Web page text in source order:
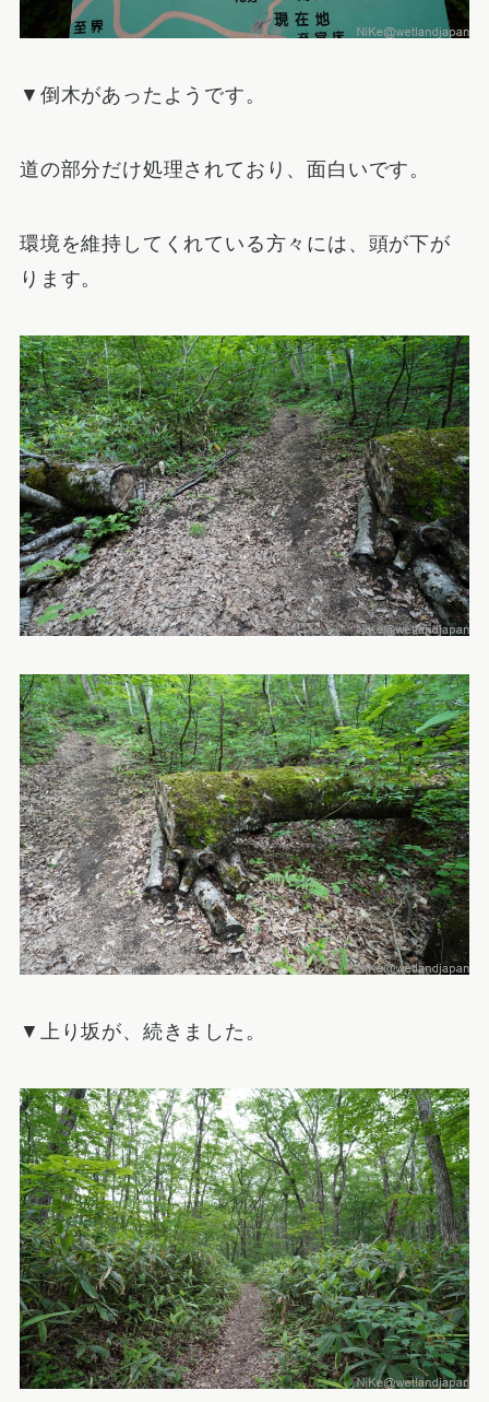
▼倒木があったようです。
道の部分だけ処理されており、面白いです。
環境を維持してくれている方々には、頭が下が
ります。
▼上り坂が、続きました。